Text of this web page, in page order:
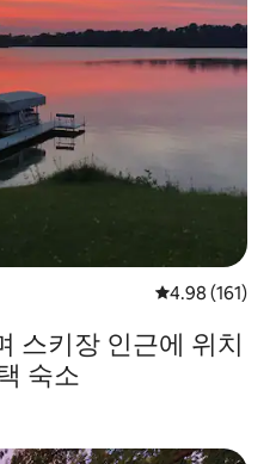
평점 4.98점(5
4.98 (161)
스키장 인근에 위치
숙소